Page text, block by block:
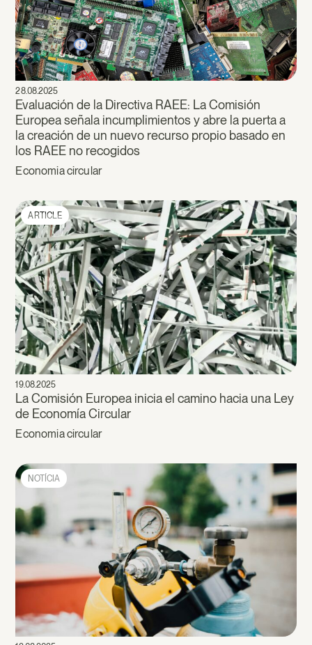
28.08.2025
Evaluación de la Directiva RAEE: La Comisión
Europea señala incumplimientos y abre la puerta a
la creación de un nuevo recurso propio basado en
los RAEE no recogidos
Economia circular
ARTICLE
19.08.2025
La Comisión Europea inicia el camino hacia una Ley
de Economía Circular
Economia circular
NOTÍCIA